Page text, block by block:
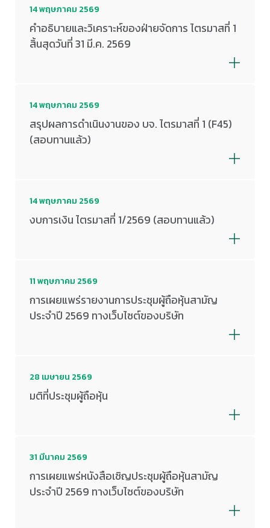
14 พฤษภาคม 2569
คำอธิบายและวิเคราะห์ของฝ่ายจัดการ ไตรมาสที่ 1
สิ้นสุดวันที่ 31 มี.ค. 2569
14 พฤษภาคม 2569
สรุปผลการดำเนินงานของ บจ. ไตรมาสที่ 1 (F45)
(สอบทานแล้ว)
14 พฤษภาคม 2569
งบการเงิน ไตรมาสที่ 1/2569 (สอบทานแล้ว)
11 พฤษภาคม 2569
การเผยแพร่รายงานการประชุมผู้ถือหุ้นสามัญ
ประจำปี 2569 ทางเว็บไซต์ของบริษัท
28 เมษายน 2569
มติที่ประชุมผู้ถือหุ้น
31 มีนาคม 2569
การเผยแพร่หนังสือเชิญประชุมผู้ถือหุ้นสามัญ
ประจำปี 2569 ทางเว็บไซต์ของบริษัท